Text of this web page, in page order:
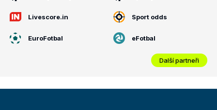
Livescore.in Sport odds
EuroFotbal eFotbal
Další partneři